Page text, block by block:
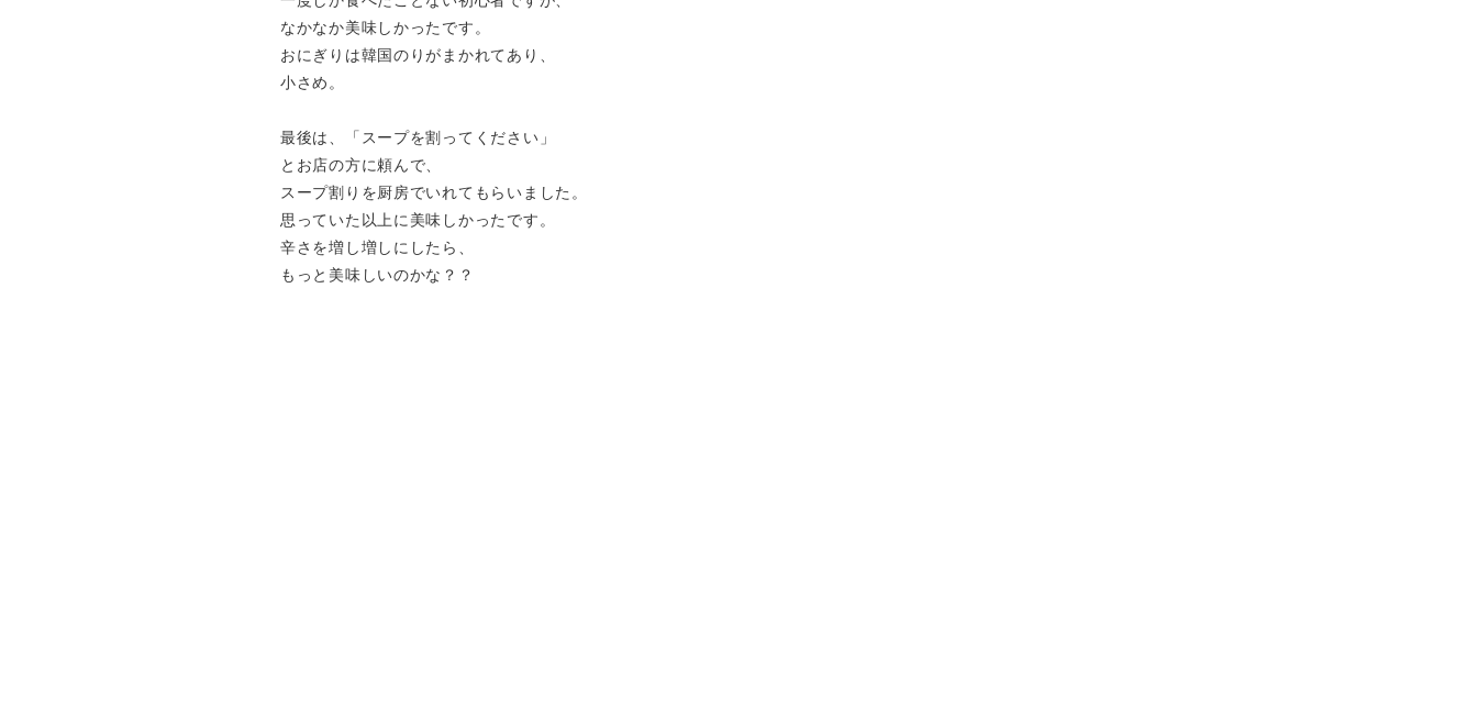
なかなか美味しかったです。
おにぎりは韓国のりがまかれてあり、
小さめ。
最後は、「スープを割ってください」
とお店の方に頼んで、
スープ割りを厨房でいれてもらいました。
思っていた以上に美味しかったです。
辛さを増し増しにしたら、
もっと美味しいのかな？？